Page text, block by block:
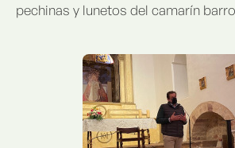
pechinas y lunetos del camarín